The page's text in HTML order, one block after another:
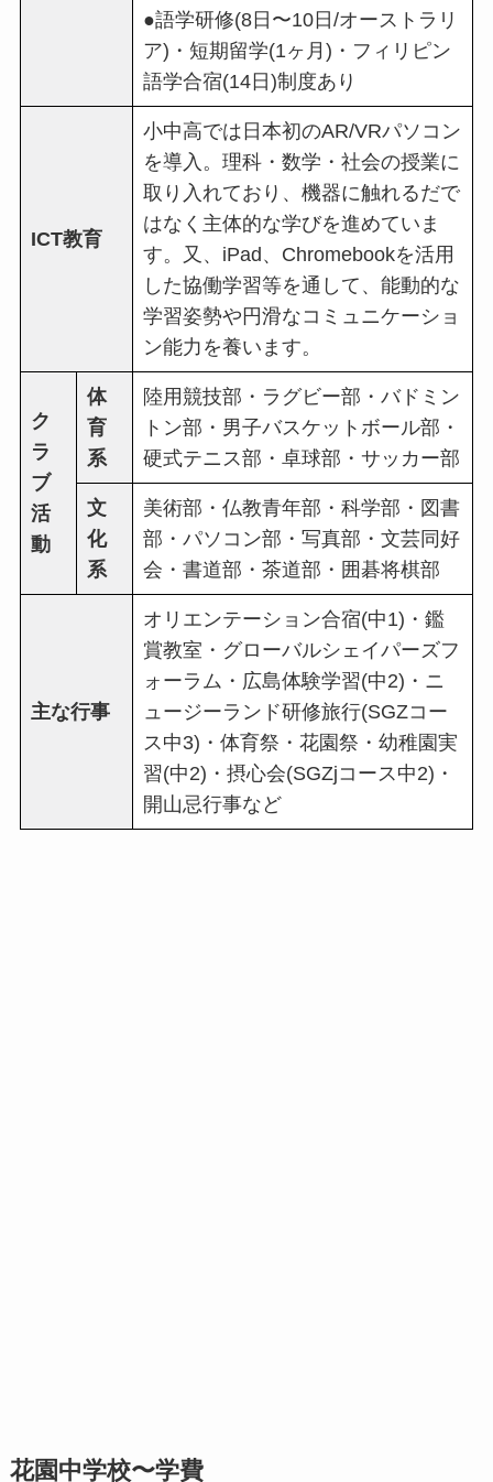
●語学研修(8日〜10日/オーストラリ
ア)・短期留学(1ヶ月)・フィリピン
語学合宿(14日)制度あり
ICT教育
小中高では日本初のAR/VRパソコン
を導入。理科・数学・社会の授業に
取り入れており、機器に触れるだで
はなく主体的な学びを進めていま
す。又、iPad、Chromebookを活用
した協働学習等を通して、能動的な
学習姿勢や円滑なコミュニケーショ
ン能力を養います。
ク
ラ
ブ
活
動
体
育
系
陸用競技部・ラグビー部・バドミン
トン部・男子バスケットボール部・
硬式テニス部・卓球部・サッカー部
文
化
系
美術部・仏教青年部・科学部・図書
部・パソコン部・写真部・文芸同好
会・書道部・茶道部・囲碁将棋部
主な行事
オリエンテーション合宿(中1)・鑑
賞教室・グローバルシェイパーズフ
ォーラム・広島体験学習(中2)・ニ
ュージーランド研修旅行(SGZコー
ス中3)・体育祭・花園祭・幼稚園実
習(中2)・摂心会(SGZjコース中2)・
開山忌行事など
花園中学校〜学費